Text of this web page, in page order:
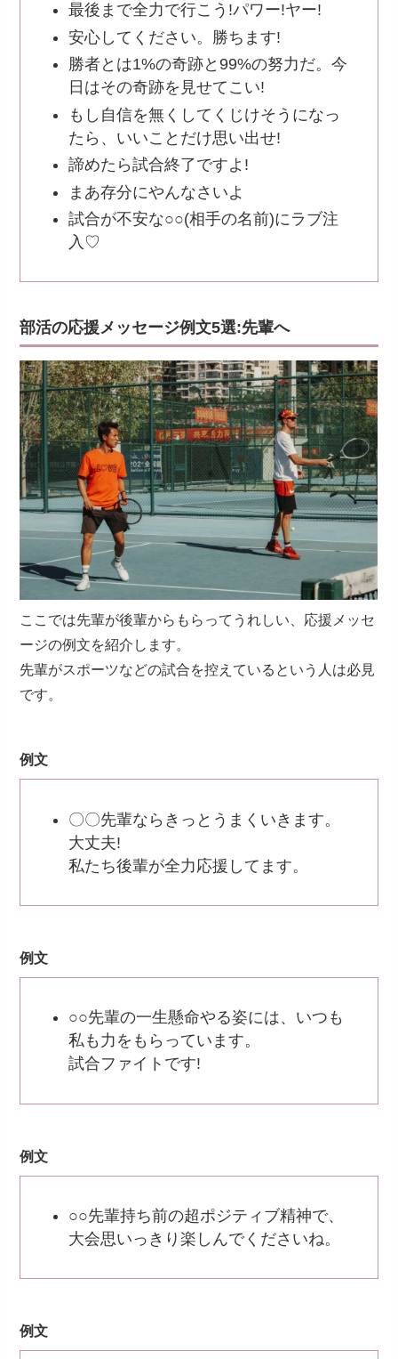
最後まで全力で行こう!パワー!ヤー!
安心してください。勝ちます!
勝者とは1%の奇跡と99%の努力だ。今
日はその奇跡を見せてこい!
もし自信を無くしてくじけそうになっ
たら、いいことだけ思い出せ!
諦めたら試合終了ですよ!
まあ存分にやんなさいよ
試合が不安な○○(相手の名前)にラブ注
入♡
部活の応援メッセージ例文5選:先輩へ
ここでは先輩が後輩からもらってうれしい、応援メッセ
ージの例文を紹介します。
先輩がスポーツなどの試合を控えているという人は必見
です。
例文
〇〇先輩ならきっとうまくいきます。
大丈夫!
私たち後輩が全力応援してます。
例文
○○先輩の一生懸命やる姿には、いつも
私も力をもらっています。
試合ファイトです!
例文
○○先輩持ち前の超ポジティブ精神で、
大会思いっきり楽しんでくださいね。
例文